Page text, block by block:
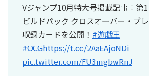
Vジャンプ10月特大号掲載記事：
ビルドパック クロスオーバー・ブ
収録カードを公開！ #遊戯王
#OCGhttps://t.co/2AaEAjoNDi
pic.twitter.com/FU3mgbwRnJ